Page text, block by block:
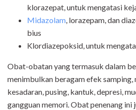
klorazepat, untuk mengatasi
Midazolam, lorazepam, dan
bius
Klordiazepoksid, untuk
Obat-obatan yang termasuk dalam
menimbulkan beragam efek samping,
kesadaran, pusing, kantuk, depresi,
gangguan memori. Obat penenang ini